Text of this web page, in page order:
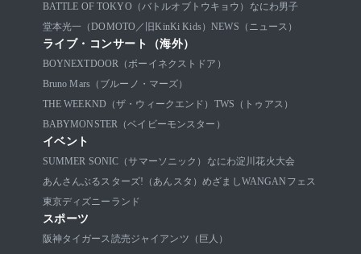
BATTLE OF TOKYO（バトルオブトウキョウ）
なにわ男子
堂本光一（DOMOTO／旧KinKi Kids）NEWS（ニュース）
ライブ・コンサート（海外）
BOYNEXTDOOR（ボーイネクストドア）
Bruno Mars（ブルーノ・マーズ）
THE WEEKND（ザ・ウィークエンド） TWS（トゥアス）
BABYMONSTER（ベイビーモンスター）
イベント
SUMMER SONIC（サマーソニック） なにわ淀川花火大会
あんさんぶるスターズ!（あんスタ）めざましWANGANフェス
東京ディズニーランド
スポーツ
阪神タイガース読売ジャイアンツ（巨人）